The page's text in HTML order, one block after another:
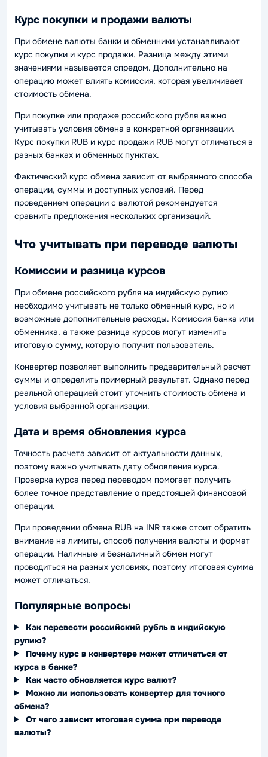
Курс покупки и продажи валюты
При обмене валюты банки и обменники устанавливают
курс покупки и курс продажи. Разница между этими
значениями называется спредом. Дополнительно на
операцию может влиять комиссия, которая увеличивает
стоимость обмена.
При покупке или продаже российского рубля важно
учитывать условия обмена в конкретной организации.
Курс покупки RUB и курс продажи RUB могут отличаться в
разных банках и обменных пунктах.
Фактический курс обмена зависит от выбранного способа
операции, суммы и доступных условий. Перед
проведением операции с валютой рекомендуется
сравнить предложения нескольких организаций.
Что учитывать при переводе валюты
Комиссии и разница курсов
При обмене российского рубля на индийскую рупию
необходимо учитывать не только обменный курс, но и
возможные дополнительные расходы. Комиссия банка или
обменника, а также разница курсов могут изменить
итоговую сумму, которую получит пользователь.
Конвертер позволяет выполнить предварительный расчет
суммы и определить примерный результат. Однако перед
реальной операцией стоит уточнить стоимость обмена и
условия выбранной организации.
Дата и время обновления курса
Точность расчета зависит от актуальности данных,
поэтому важно учитывать дату обновления курса.
Проверка курса перед переводом помогает получить
более точное представление о предстоящей финансовой
операции.
При проведении обмена RUB на INR также стоит обратить
внимание на лимиты, способ получения валюты и формат
операции. Наличные и безналичный обмен могут
проводиться на разных условиях, поэтому итоговая сумма
может отличаться.
Популярные вопросы
Как перевести российский рубль в индийскую
рупию?
Почему курс в конвертере может отличаться от
курса в банке?
Как часто обновляется курс валют?
Можно ли использовать конвертер для точного
обмена?
От чего зависит итоговая сумма при переводе
валюты?